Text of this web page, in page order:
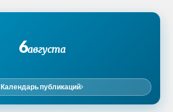
6августа
Календарь публикаций